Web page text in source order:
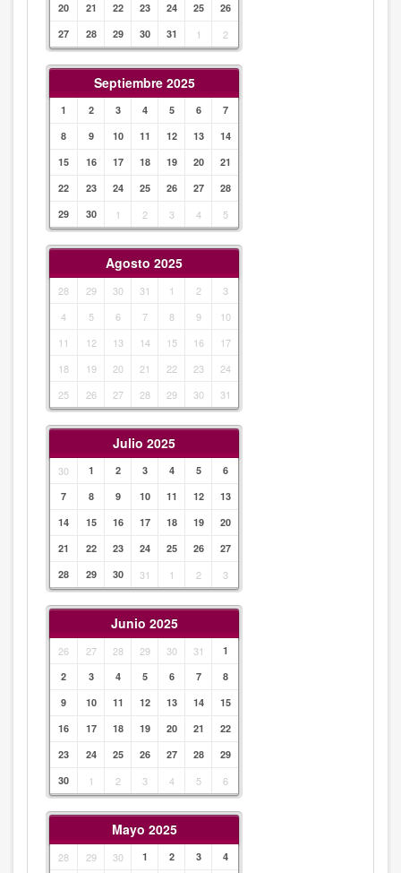
20
21 22 23 24 25
26
27
28 29 30 31 1 2
Septiembre 2025
1 2 3 4 5 6
7
8
9 10 11 12 13
14
15
16 17 18 19 20
21
22
23 24 25 26 27
28
29
30 1 2 3 4 5
Agosto 2025
28 29 30 31 1 2
3
4
5 6 7 8 9
10
11
12 13 14 15 16
17
18
19 20 21 22 23
24
25
26 27 28 29 30 31
Julio 2025
30 1 2 3 4 5
6
7
8 9 10 11 12
13
14
15 16 17 18 19
20
21
22 23 24 25 26
27
28
29 30 31 1 2 3
Junio 2025
26 27 28 29 30 31
1
2
3 4 5 6 7
8
9
10 11 12 13 14
15
16
17 18 19 20 21
22
23
24 25 26 27 28
29
30
1 2 3 4 5 6
Mayo 2025
28 29 30 1 2 3 4